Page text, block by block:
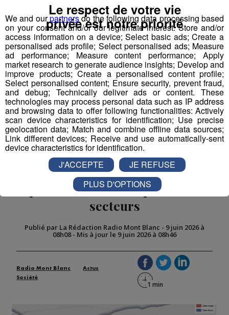
Chablais : un pass G7 obligatoire
pour circuler dans plusieurs
secteurs
Publié par La Rédaction Radio Mont Blanc - 9 juin 2026 à
08h08- Mis à jour le 9 juin 2026 à 08h46
Radio Mont Blanc
Actus
Société
We and ourpartnersdo the following data processing based
on your consent and/or our legitimate interest: Store and/or
access information on a device; Select basic ads; Create a
personalised ads profile; Select personalised ads; Measure
ad performance; Measure content performance; Apply
market research to generate audience insights; Develop and
improve products; Create a personalised content profile;
Select personalised content; Ensure security, prevent fraud,
and debug; Technically deliver ads or content. These
technologies may process personal data such as IP address
and browsing data to offer following functionalities: Actively
scan device characteristics for identification; Use precise
geolocation data; Match and combine offline data sources;
Link different devices; Receive and use automatically-sent
device characteristics for identification.
Le respect de votre vie
privée est notre priorité
J'ACCEPTE
JE REFUSE
PLUS D'OPTIONS